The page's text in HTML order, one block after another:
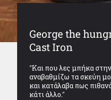
George the
Cast Iron
"Και που λες μπήκα στην
αναβαθμίζω τα σκεύη
και κατάλαβα πως
κάτι άλλο."